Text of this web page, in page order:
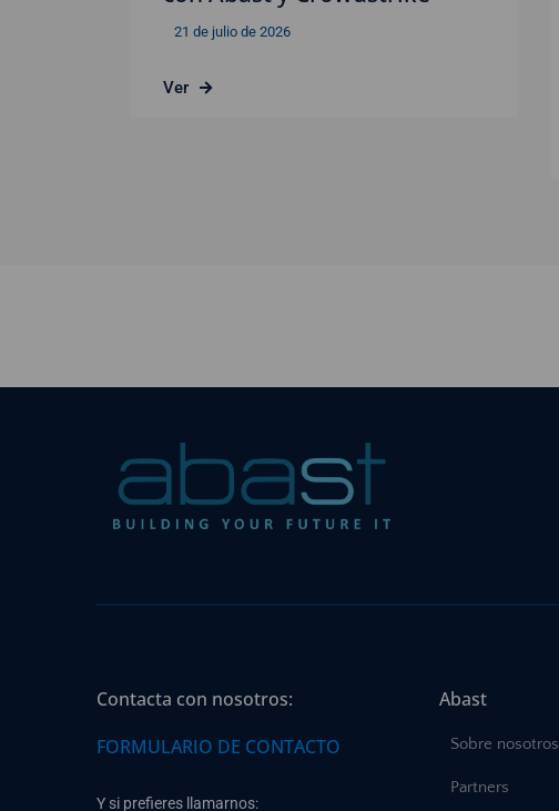
21 de julio de 2026
Ver
Contacta con nosotros:
FORMULARIO DE CONTACTO
Y si prefieres llamarnos:
Abast
Sobre nosotros
Partners